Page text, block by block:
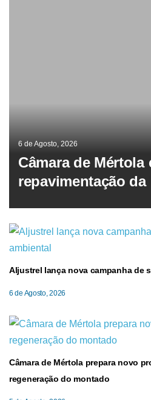
6 de Agosto, 2026
Câmara de Mértola
repavimentação da
Aljustrel lança nova campanha de
6 de Agosto, 2026
Câmara de Mértola prepara novo
regeneração do montado